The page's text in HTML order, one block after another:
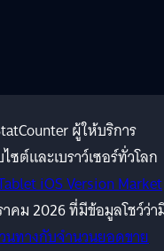
ผู้ให้บริการ
ซต์และเบราว์เซอร์ทั่วโลก
iOS Version Market
คม 2026 ที่มีข้อมูลโชว์ว่
นทางกับจำนวนยอดขาย